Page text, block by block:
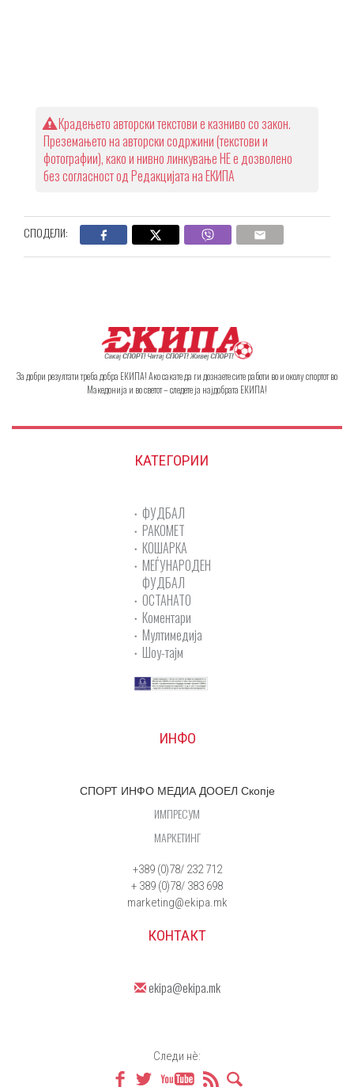
Крадењето авторски текстови е казниво со закон.
Преземањето на авторски содржини (текстови и
фотографии), како и нивно линкување НЕ е дозволено
без согласност од Редакцијата на ЕКИПА
СПОДЕЛИ:
За добри резултати треба добра ЕКИПА! Ако сакате да ги дознаете сите работи во и околу спортот во
Македонија и во светот – следете ја најдобрата ЕКИПА!
КАТЕГОРИИ
ФУДБАЛ
РАКОМЕТ
КОШАРКА
МЕЃУНАРОДЕН
ФУДБАЛ
ОСТАНАТО
Коментари
Мултимедија
Шоу-тајм
ИНФО
СПОРТ ИНФО МЕДИА ДООЕЛ Скопје
ИМПРЕСУМ
МАРКЕТИНГ
+389 (0)78/ 232 712
+ 389 (0)78/ 383 698
marketing@ekipa.mk
КОНТАКТ
ekipa@ekipa.mk
Следи нè: